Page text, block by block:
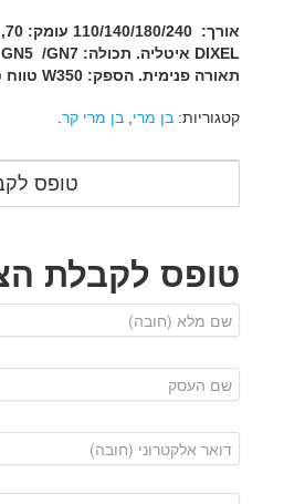
אורך: 110/140/180/240 עומק: 70, גובה: 130.
DIXEL איטליה.
תכולה: GN3 / GN4 / GN5 /GN7
תאורה פנימית. הספק: W350 טווח
קטגוריות: בן מרי בן מרי קר
טופס
טופס לקבלת